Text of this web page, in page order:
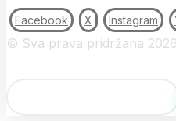
Facebook X Instagram
© Sva prava pridržana 2026